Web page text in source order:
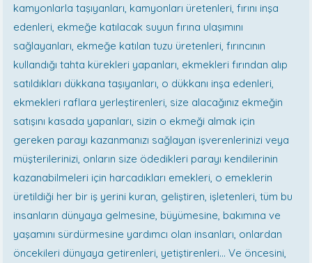
kamyonlarla taşıyanları, kamyonları üretenleri, fırını inşa
edenleri, ekmeğe katılacak suyun fırına ulaşımını
sağlayanları, ekmeğe katılan tuzu üretenleri, fırıncının
kullandığı tahta kürekleri yapanları, ekmekleri fırından alıp
satıldıkları dükkana taşıyanları, o dükkanı inşa edenleri,
ekmekleri raflara yerleştirenleri, size alacağınız ekmeğin
satışını kasada yapanları, sizin o ekmeği almak için
gereken parayı kazanmanızı sağlayan işverenlerinizi veya
müşterilerinizi, onların size ödedikleri parayı kendilerinin
kazanabilmeleri için harcadıkları emekleri, o emeklerin
üretildiği her bir iş yerini kuran, geliştiren, işletenleri, tüm bu
insanların dünyaya gelmesine, büyümesine, bakımına ve
yaşamını sürdürmesine yardımcı olan insanları, onlardan
öncekileri dünyaya getirenleri, yetiştirenleri… Ve öncesini,